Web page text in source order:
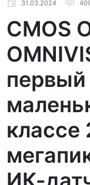
31.03.2024
CMOS
классе